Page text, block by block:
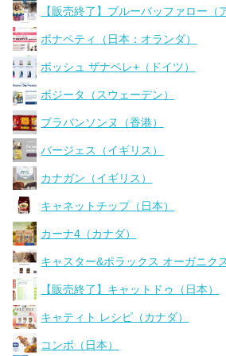
【販売終了】ブルーバッファロー（
ボナペティ（日本：オランダ）
ボッシュ ザナベレ+（ドイツ）
ボジータ（スウェーデン）
ブラバンソンヌ（香港）
バージェス（イギリス）
カナガン（イギリス）
キャネットチップ（日本）
カーナ4（カナダ）
キャスター&ポラックス オーガニク
【販売終了】キャットドゥ（日本）
キャティト レシピ（カナダ）
コンボ（日本）